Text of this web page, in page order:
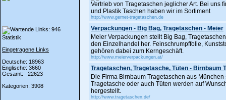
Statistik
Eingetragene Links
Deutsche: 18963
Englische: 3660
Gesamt: 22623
Kategorien: 3908
Vertrieb von Tragetaschen jeglicher Art. Bei uns
und Plastik Taschen haben wir im Sortiment
http://www.gernet-tragetaschen.de
Verpackungen - Big Bag, Tragetaschen - Meier
Meier Verpackungen stellt Big Bag,
den Einzelhandel her. Feinschrumpffolie,
gehören dabei zum Kerngeschäft.
http://www.meierverpackungen.at/
Tragetaschen, Tragetasche, Tüten - Birnbaum
Die Firma Birnbaum Tragetaschen aus
Tragetasche oder auch Tüten werden auf
hergestellt.
http://www.tragetaschen.de/